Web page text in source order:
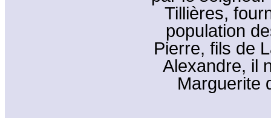
Tillières,
population
Pierre, fils de
Alexandre, il
Marguerite